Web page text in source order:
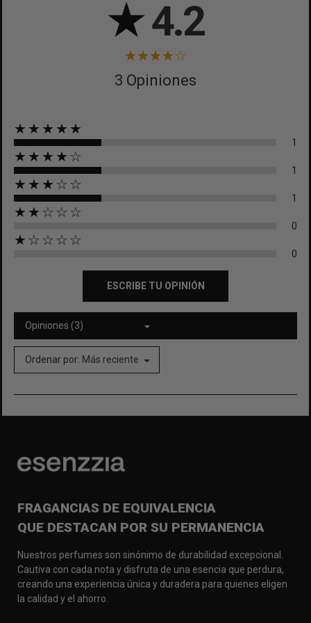
★4.2
3 Opiniones
★★★★★
1
★★★★☆
1
★★★☆☆
1
★★☆☆☆
0
★☆☆☆☆
0
ESCRIBE TU OPINIÓN
Opiniones (3)
Ordenar por: Más reciente
FRAGANCIAS DE EQUIVALENCIA
QUE DESTACAN POR SU PERMANENCIA
Nuestros perfumes son sinónimo de durabilidad excepcional.
Cautiva con cada nota y disfruta de una esencia que perdura,
creando una experiencia única y duradera para quienes eligen
la calidad y el ahorro.